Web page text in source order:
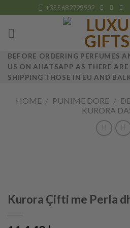
to
content
+355 682729902
BEFORE ORDERING PERFUMES
US ON AHATSAPP AS THERE
SHIPPING THOSE IN EU AND
HOME / PUNIME DORE /
KURORA
Kurora Çifti me Perla